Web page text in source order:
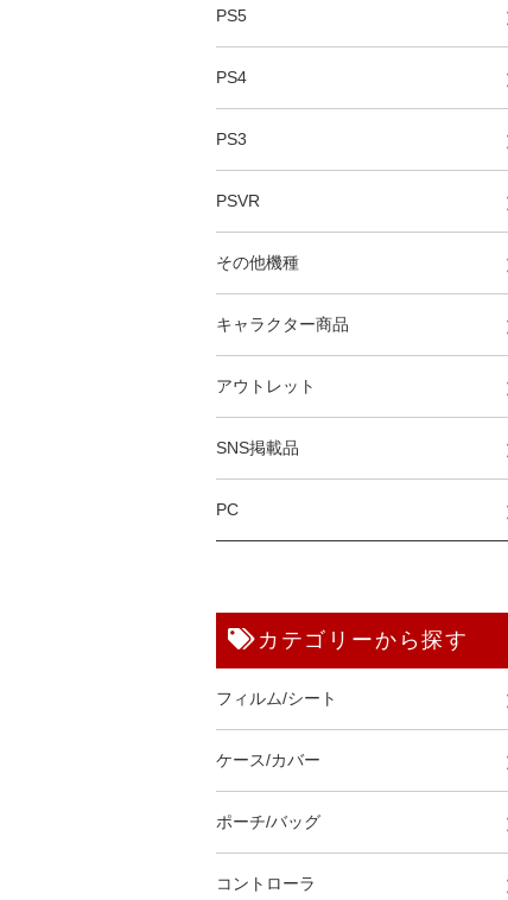
PS5
PS4
PS3
PSVR
その他機種
キャラクター商品
アウトレット
SNS掲載品
PC
カテゴリーから探す
フィルム/シート
ケース/カバー
ポーチ/バッグ
コントローラ